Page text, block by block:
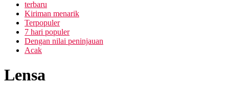
terbaru
Kiriman menarik
Terpopuler
7 hari populer
Dengan nilai peninjauan
Acak
Lensa